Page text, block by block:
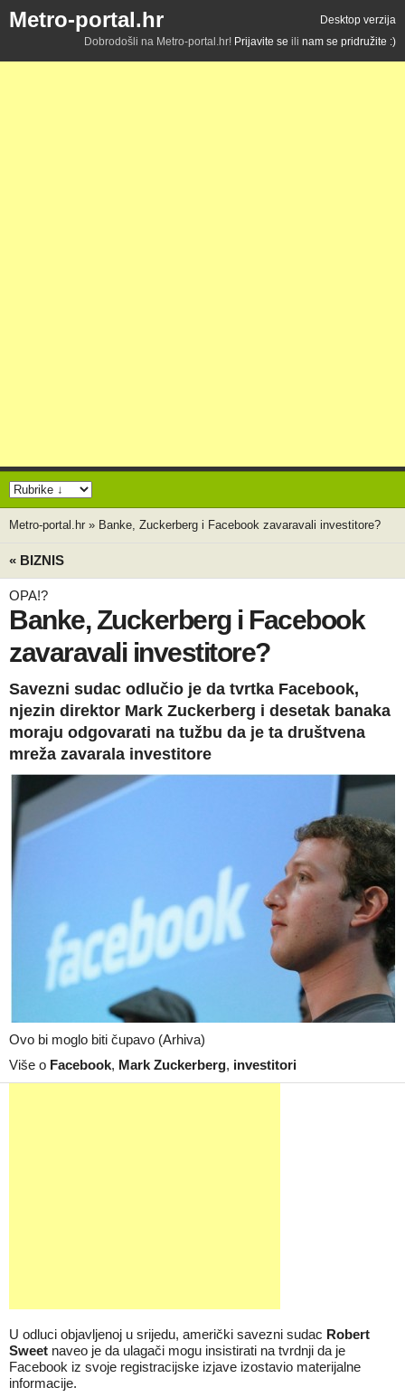
Metro-portal.hr
Desktop verzija
Dobrodošli na Metro-portal.hr! Prijavite se ili nam se pridružite :)
Metro-portal.hr » Banke, Zuckerberg i Facebook zavaravali investitore?
« BIZNIS
OPA!?
Banke, Zuckerberg i Facebook
zavaravali investitore?
Savezni sudac odlučio je da tvrtka Facebook,
njezin direktor Mark Zuckerberg i desetak banaka
moraju odgovarati na tužbu da je ta društvena
mreža zavarala investitore
Ovo bi moglo biti čupavo (Arhiva)
Više o Facebook, Mark Zuckerberg, investitori
U odluci objavljenoj u srijedu, američki savezni sudac Robert
Sweet naveo je da ulagači mogu insistirati na tvrdnji da je
Facebook iz svoje registracijske izjave izostavio materijalne
informacije.